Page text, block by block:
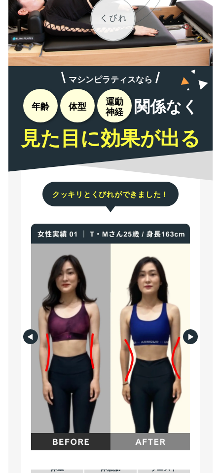
マシンピラティスなら
年齢 体型
運動
神経
関係なく
見た目に効果が出る
クッキリとくびれができました！
体重 体脂肪 ウエスト